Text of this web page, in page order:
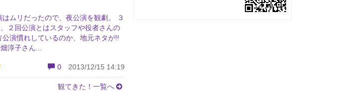
ムリだったので、夜公演を観劇。 ３
２回公演とはスタッフや役者さんの
演慣れしているのか、地元ネタが!!
淳子さん...
0 2013/12/15 14:19
観てきた！一覧へ